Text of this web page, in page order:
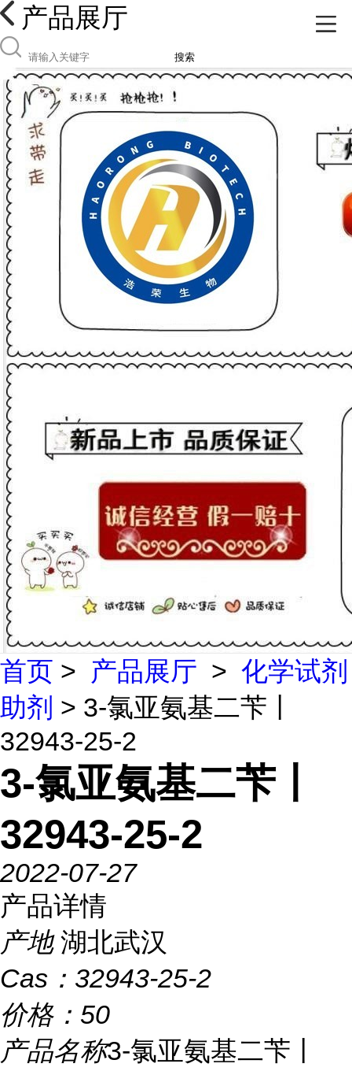
产品展厅
搜索
首页 > 产品展厅 > 化学试剂
助剂 > 3-氯亚氨基二苄丨
32943-25-2
3-氯亚氨基二苄丨
32943-25-2
2022-07-27
产品详情
产地 湖北武汉
Cas： 32943-25-2
价格： 50
产品名称3-氯亚氨基二苄丨